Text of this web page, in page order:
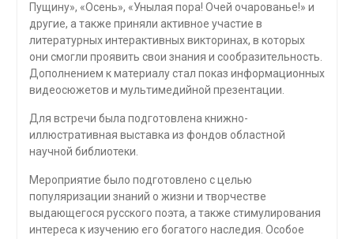
Пущину», «Осень», «Унылая пора! Очей очарованье!» и
другие, а также приняли активное участие в
литературных интерактивных викторинах, в которых
они смогли проявить свои знания и сообразительность.
Дополнением к материалу стал показ информационных
видеосюжетов и мультимедийной презентации.
Для встречи была подготовлена книжно-
иллюстративная выставка из фондов областной
научной библиотеки.
Мероприятие было подготовлено с целью
популяризации знаний о жизни и творчестве
выдающегося русского поэта, а также стимулирования
интереса к изучению его богатого наследия. Особое